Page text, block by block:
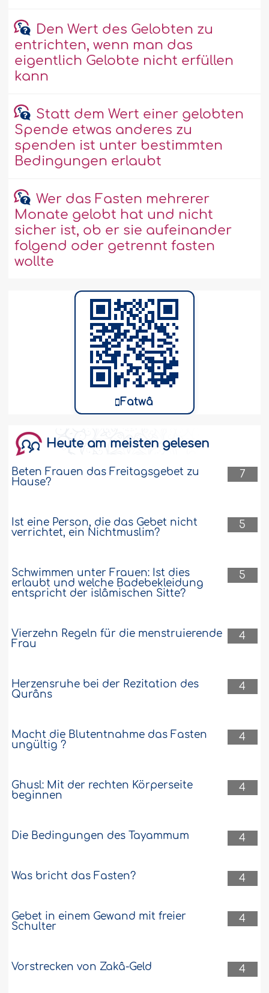
Den Wert des Gelobten zu
entrichten, wenn man das
eigentlich Gelobte nicht erfüllen
kann
Statt dem Wert einer gelobten
Spende etwas anderes zu
spenden ist unter bestimmten
Bedingungen erlaubt
Wer das Fasten mehrerer
Monate gelobt hat und nicht
sicher ist, ob er sie aufeinander
folgend oder getrennt fasten
wollte
Fatwâ
Heute am meisten gelesen
7
Beten Frauen das Freitagsgebet zu
Hause?
5
Ist eine Person, die das Gebet nicht
verrichtet, ein Nichtmuslim?
5
Schwimmen unter Frauen: Ist dies
erlaubt und welche Badebekleidung
entspricht der islâmischen Sitte?
4
Vierzehn Regeln für die menstruierende
Frau
4
Herzensruhe bei der Rezitation des
Qurâns
4
Macht die Blutentnahme das Fasten
ungültig ?
4
Ghusl: Mit der rechten Körperseite
beginnen
4
Die Bedingungen des Tayammum
4
Was bricht das Fasten?
4
Gebet in einem Gewand mit freier
Schulter
4
Vorstrecken von Zakâ-Geld